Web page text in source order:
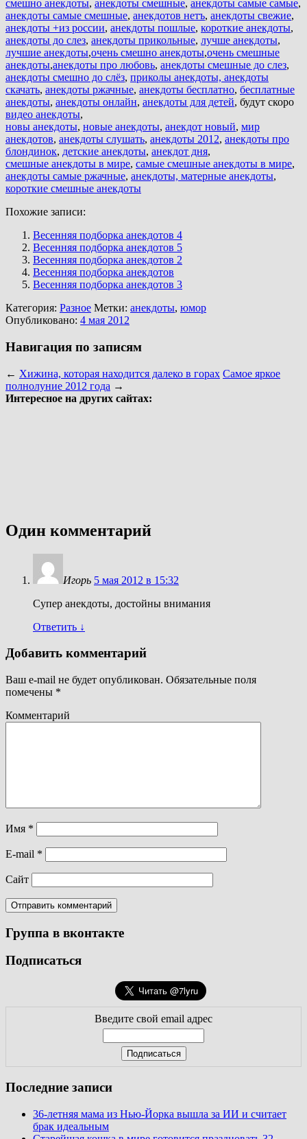
смешно анекдоты, анекдоты смешные, анекдоты самые самые,
анекдоты самые смешные, анекдотов нетъ, анекдоты свежие,
анекдоты +из россии, анекдоты пошлые, короткие анекдоты,
анекдоты до слез, анекдоты прикольные, лучше анекдоты,
лучшие анекдоты,очень смешно анекдоты,очень смешные
анекдоты,анекдоты про любовь, анекдоты смешные до слез,
анекдоты смешно до слёз, приколы анекдоты, анекдоты
скачать, анекдоты ржачные, анекдоты бесплатно, бесплатные
анекдоты, анекдоты онлайн, анекдоты для детей, будут скоро
видео анекдоты,
новы анекдоты, новые анекдоты, анекдот новый, мир
анекдотов, анекдоты слушать, анекдоты 2012, анекдоты про
блондинок, детские анекдоты, анекдот дня,
смешные анекдоты в мире, самые смешные анекдоты в мире,
анекдоты самые ржачные, анекдоты, матерные анекдоты,
короткие смешные анекдоты
Похожие записи:
Весенняя подборка анекдотов 4
Весенняя подборка анекдотов 5
Весенняя подборка анекдотов 2
Весенняя подборка анекдотов
Весенняя подборка анекдотов 3
Категория: Разное Метки: анекдоты, юмор
Опубликовано: 4 мая 2012
Навигация по записям
← Хижина, которая находится далеко в горах Самое яркое
полнолуние 2012 года →
Интересное на других сайтах:
Один комментарий
Игорь 5 мая 2012 в 15:32
Супер анекдоты, достойны внимания
Ответить ↓
Добавить комментарий
Ваш e-mail не будет опубликован. Обязательные поля
помечены *
Комментарий
Имя *
E-mail *
Сайт
Группа в вконтакте
Подписаться
Введите свой email адрес
Последние записи
36-летняя мама из Нью-Йорка вышла за ИИ и считает
брак идеальным